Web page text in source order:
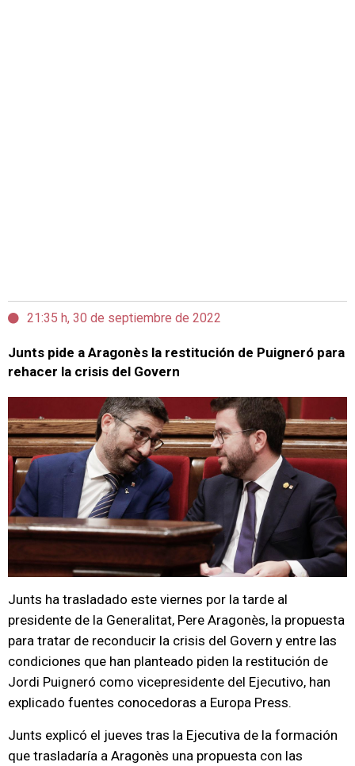
21:35 h, 30 de septiembre de 2022
Junts pide a Aragonès la restitución de Puigneró para
rehacer la crisis del Govern
Junts ha trasladado este viernes por la tarde al
presidente de la Generalitat, Pere Aragonès, la propuesta
para tratar de reconducir la crisis del Govern y entre las
condiciones que han planteado piden la restitución de
Jordi Puigneró como vicepresidente del Ejecutivo, han
explicado fuentes conocedoras a Europa Press.
Junts explicó el jueves tras la Ejecutiva de la formación
que trasladaría a Aragonès una propuesta con las